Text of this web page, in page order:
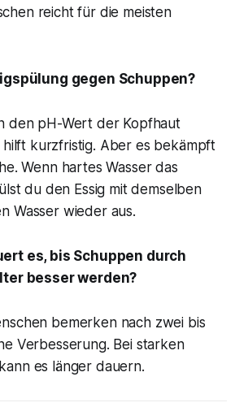
reicht für die meisten
gegen Schuppen?
den pH-Wert der Kopfhaut
hilft kurzfristig. Aber es bekämpft
Wenn hartes Wasser das
du den Essig mit demselben
Wasser wieder aus.
es, bis Schuppen durch
besser werden?
bemerken nach zwei bis
Verbesserung. Bei starken
es länger dauern.